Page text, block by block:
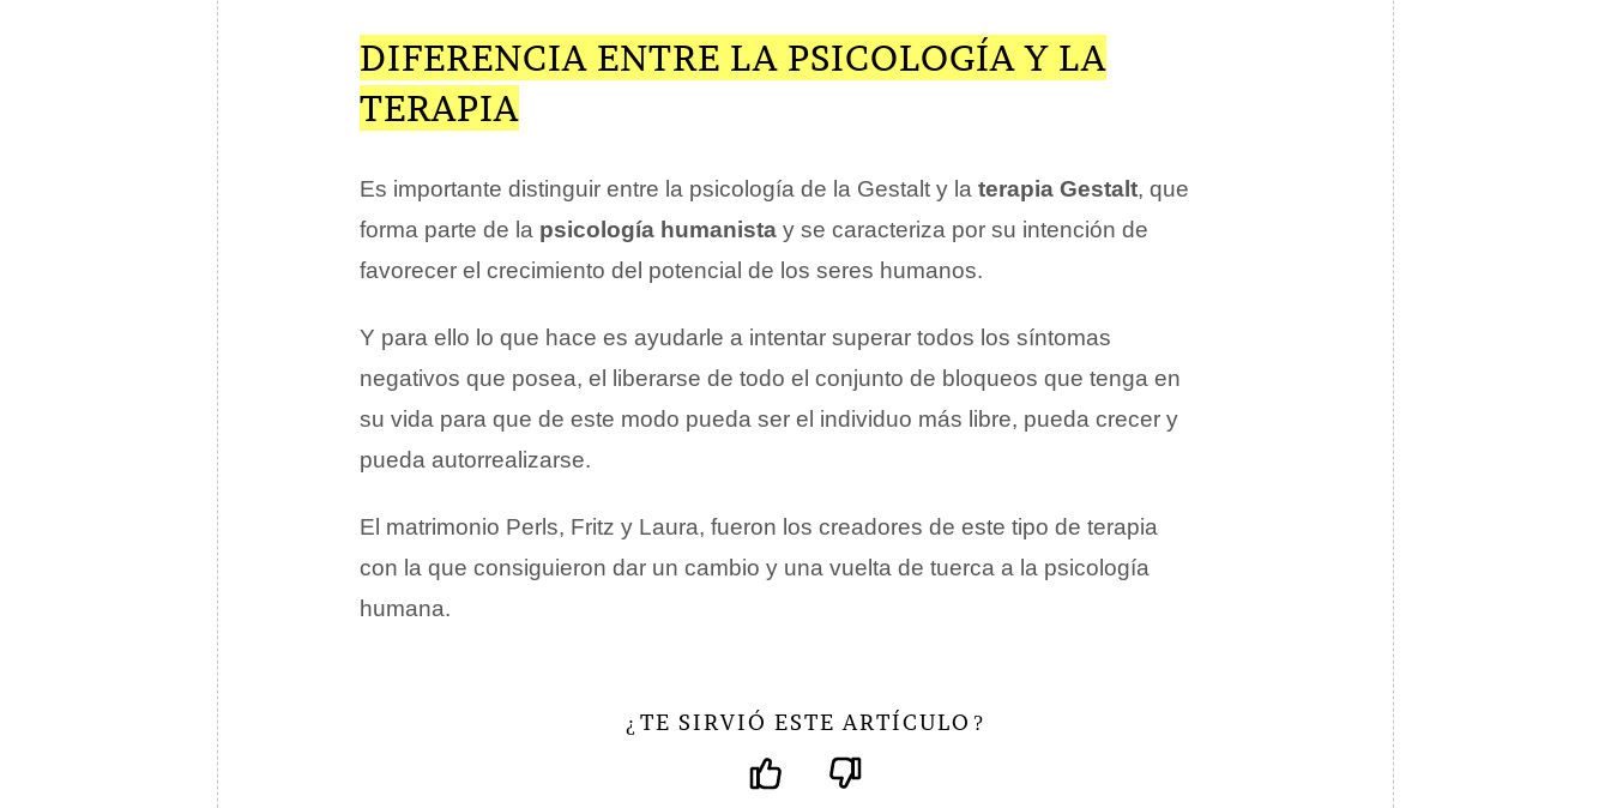
DIFERENCIA ENTRE LA PSICOLOGÍA Y LA
TERAPIA
Es importante distinguir entre la psicología de la Gestalt y la terapia Gestalt, que
forma parte de la psicología humanista y se caracteriza por su intención de
favorecer el crecimiento del potencial de los seres humanos.
Y para ello lo que hace es ayudarle a intentar superar todos los síntomas
negativos que posea, el liberarse de todo el conjunto de bloqueos que tenga en
su vida para que de este modo pueda ser el individuo más libre, pueda crecer y
pueda autorrealizarse.
El matrimonio Perls, Fritz y Laura, fueron los creadores de este tipo de terapia
con la que consiguieron dar un cambio y una vuelta de tuerca a la psicología
humana.
¿ TE SIRVIÓ ESTE ARTÍCULO ?